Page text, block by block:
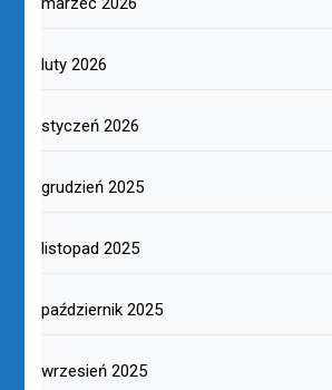
luty 2026
styczeń 2026
grudzień 2025
listopad 2025
październik 2025
wrzesień 2025